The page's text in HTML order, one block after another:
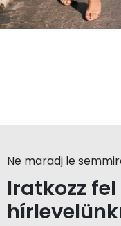
Ne maradj le
Iratkozz fel